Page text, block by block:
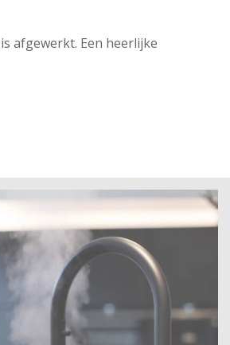
afgewerkt. Een heerlijke